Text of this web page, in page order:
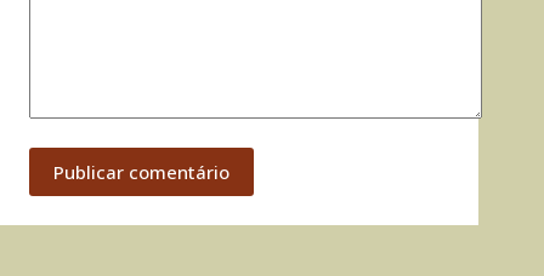
Publicar comentário